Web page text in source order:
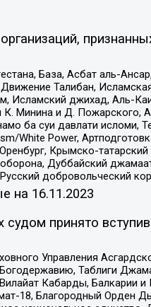
База, Асбат аль-
Талибан, Исламская
Исламский джихад, Аль-
Минина и Д. Пожарского,
ба суи давлати исломи,
Power,
Крымско-
Дуббайский
добровольческий
на 16.11.2023
принято
Управления
Таблиги
Кабарды, Балкарии и
18, Благородный Орден